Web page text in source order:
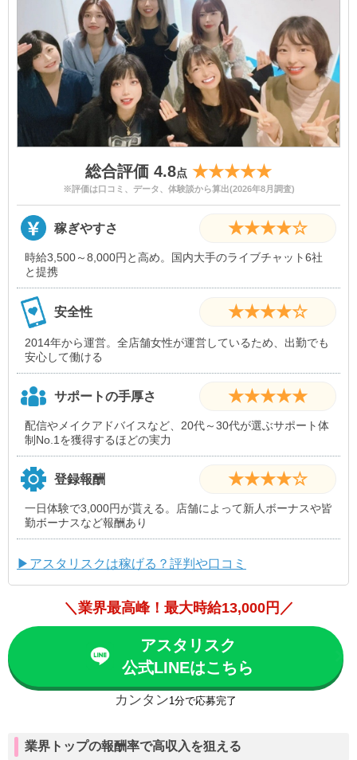
総合評価 4.8点 ★★★★★
※評価は口コミ、データ、体験談から算出(2026年8月調査)
稼ぎやすさ ★★★★☆
時給3,500～8,000円と高め。国内大手のライブチャット6社
と提携
安全性 ★★★★☆
2014年から運営。全店舗女性が運営しているため、出勤でも
安心して働ける
サポートの手厚さ ★★★★★
配信やメイクアドバイスなど、20代～30代が選ぶサポート体
制No.1を獲得するほどの実力
登録報酬 ★★★★☆
一日体験で3,000円が貰える。店舗によって新人ボーナスや皆
勤ボーナスなど報酬あり
▶アスタリスクは稼げる？評判や口コミ
＼業界最高峰！最大時給13,000円／
アスタリスク
公式LINEはこちら
カンタン1分で応募完了
業界トップの報酬率で高収入を狙える